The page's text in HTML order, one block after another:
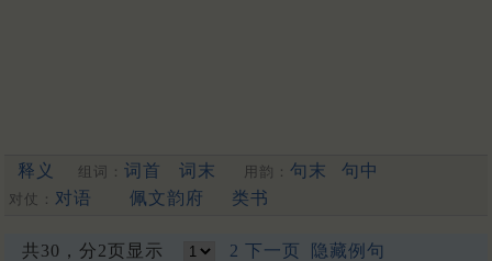
释义 组词： 词首 词末 用韵： 句末 句中
对仗： 对语 佩文韵府 类书
共30，分2页显示 2 下一页 隐藏例句